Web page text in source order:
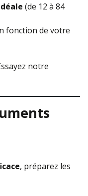
(de 12 à 84
fonction de votre
notre
, préparez les